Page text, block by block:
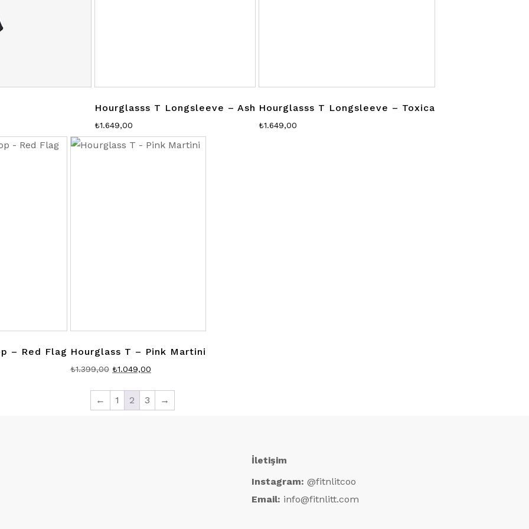
Hourglasss T Longsleeve – Ash
₺1.649,00
Hourglasss T Longsleeve – Toxica
₺1.649,00
– Red Flag Hourglass T – Pink Martini
₺1.399,00 Orijinal
₺1.399,00.
₺1.049,00
₺1.049,00.
← 1 2 3 →
İletişim
Instagram: @fitnlitcoo
Email: info@fitnlitt.com